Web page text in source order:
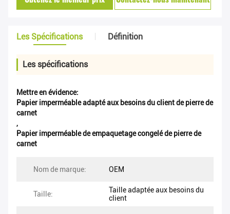
Les Spécifications Définition
Les spécifications
Mettre en évidence:
Papier imperméable adapté aux besoins du client de pierre de
carnet
,
Papier imperméable de empaquetage congelé de pierre de
carnet
Nom de marque: OEM
Taille:
Taille adaptée aux besoins du
client